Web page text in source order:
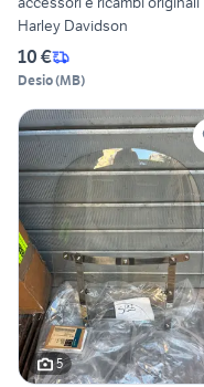
Harley Davidson
10 €
Desio(MB)
5